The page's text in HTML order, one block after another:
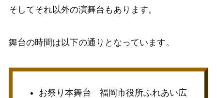
そしてそれ以外の演舞台もあります。
舞台の時間は以下の通りとなっています。
お祭り本舞台 福岡市役所ふれあい広